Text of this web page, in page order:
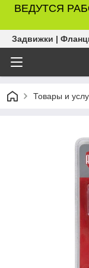
ВЕДУТСЯ
Задвижки |
Товары и